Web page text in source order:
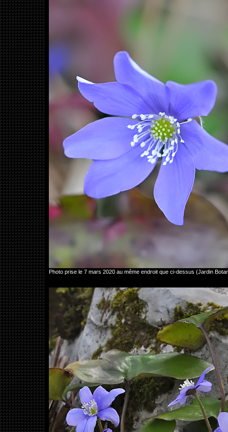
Photo prise le 7 mars 2020 au même endroit que ci-dessus (Jardin